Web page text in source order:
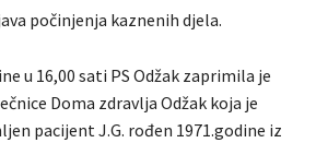
počinjenja kaznenih djela.
u 16,00 sati PS Odžak zaprimila je
Doma zdravlja Odžak koja je
pacijent J.G. rođen 1971.godine iz